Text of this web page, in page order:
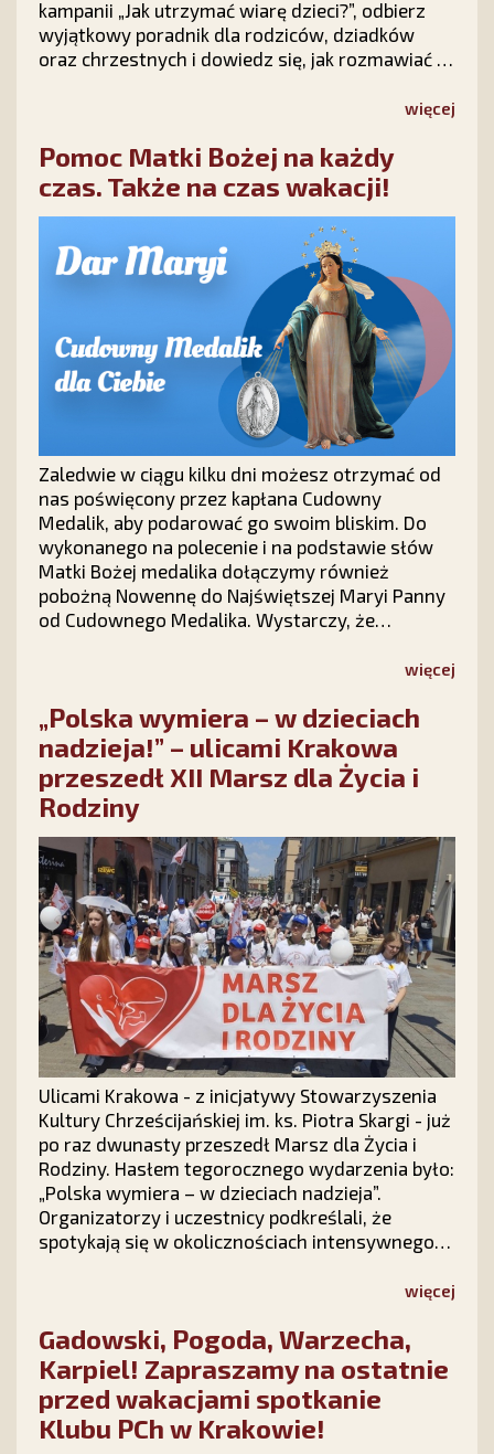
kampanii „Jak utrzymać wiarę dzieci?”, odbierz
wyjątkowy poradnik dla rodziców, dziadków
oraz chrzestnych i dowiedz się, jak rozmawiać z
nie tracić nadziei na ich powrót do Chrystusa.więcej
Pomoc Matki Bożej na każdy
czas. Także na czas wakacji!
Zaledwie w ciągu kilku dni możesz otrzymać od
nas poświęcony przez kapłana Cudowny
Medalik, aby podarować go swoim bliskim. Do
wykonanego na polecenie i na podstawie słów
Matki Bożej medalika dołączymy również
pobożną Nowennę do Najświętszej Maryi Panny
od Cudownego Medalika. Wystarczy, że
Stowarzyszenia Ks. Piotra Skargi „Dar Maryi”
numer 12 423 44 23, a Medalik i Nowenna będą
Twoje!
więcej
„Polska wymiera – w dzieciach
nadzieja!” – ulicami Krakowa
przeszedł XII Marsz dla Życia i
Rodziny
Ulicami Krakowa - z inicjatywy Stowarzyszenia
Kultury Chrześcijańskiej im. ks. Piotra Skargi - już
po raz dwunasty przeszedł Marsz dla Życia i
Rodziny. Hasłem tegorocznego wydarzenia było:
„Polska wymiera – w dzieciach nadzieja”.
Organizatorzy i uczestnicy podkreślali, że
spotykają się w okolicznościach intensywnego
pokona wszelkie przeciwności.
więcej
Gadowski, Pogoda, Warzecha,
Karpiel! Zapraszamy na ostatnie
przed wakacjami spotkanie
Klubu PCh w Krakowie!